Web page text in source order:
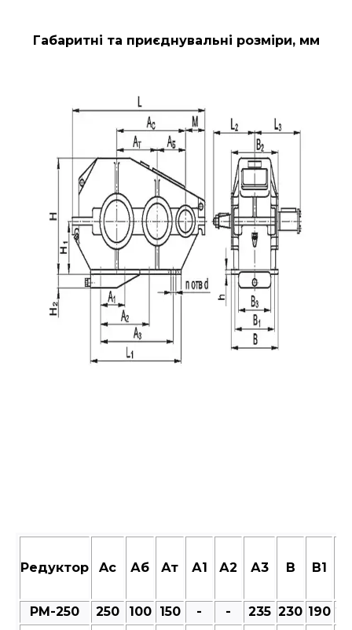
Габаритні та приєднувальні розміри, мм
Редуктор Aс Аб Ат А1 А2 А3 В В1
РМ-250 250 100 150 - - 235 230 190